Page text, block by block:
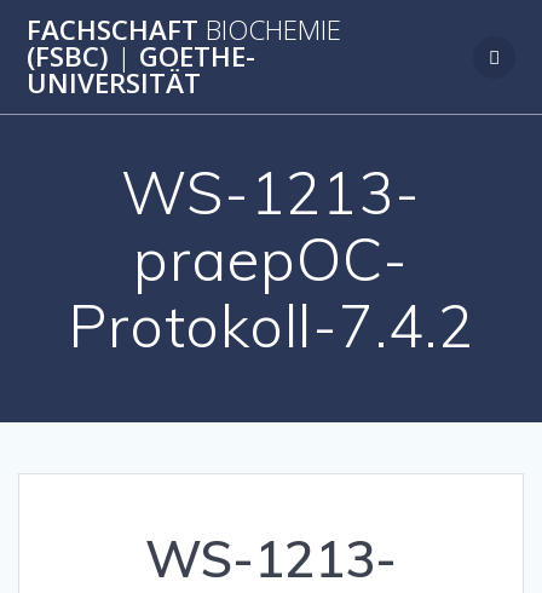
Inhalt
FACHSCHAFT BIOCHEMIE
(FSBC) | GOETHE-
UNIVERSITÄT
WS-1213-
praepOC-
Protokoll-7.4.2
WS-1213-